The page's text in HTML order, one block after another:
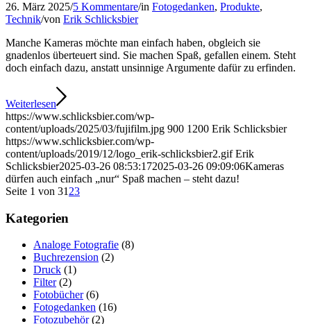
26. März 2025/5 Kommentare/in Fotogedanken, Produkte,
Technik/von Erik Schlicksbier
Manche Kameras möchte man einfach haben, obgleich sie
gnadenlos überteuert sind. Sie machen Spaß, gefallen einem. Steht
doch einfach dazu, anstatt unsinnige Argumente dafür zu erfinden.
Weiterlesen
https://www.schlicksbier.com/wp-
content/uploads/2025/03/fujifilm.jpg 900 1200 Erik Schlicksbier
https://www.schlicksbier.com/wp-
content/uploads/2019/12/logo_erik-schlicksbier2.gif Erik
Schlicksbier2025-03-26 08:53:172025-03-26 09:09:06Kameras
dürfen auch einfach „nur“ Spaß machen – steht dazu!
Seite 1 von 31 23
Kategorien
Analoge Fotografie (8)
Buchrezension (2)
Druck (1)
Filter(2)
Fotobücher(6)
Fotogedanken (16)
Fotozubehör(2)